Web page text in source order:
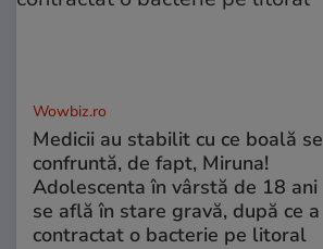
Wowbiz.ro
Medicii au stabilit cu ce boală se
confruntă, de fapt, Miruna!
Adolescenta în vârstă de 18 ani
se află în stare gravă, după ce a
contractat o bacterie pe litoral